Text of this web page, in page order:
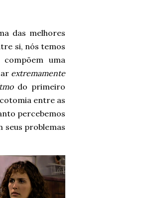
das melhores
si, nós temos
uma
extremamente
do primeiro
entre as
percebemos
seus problemas